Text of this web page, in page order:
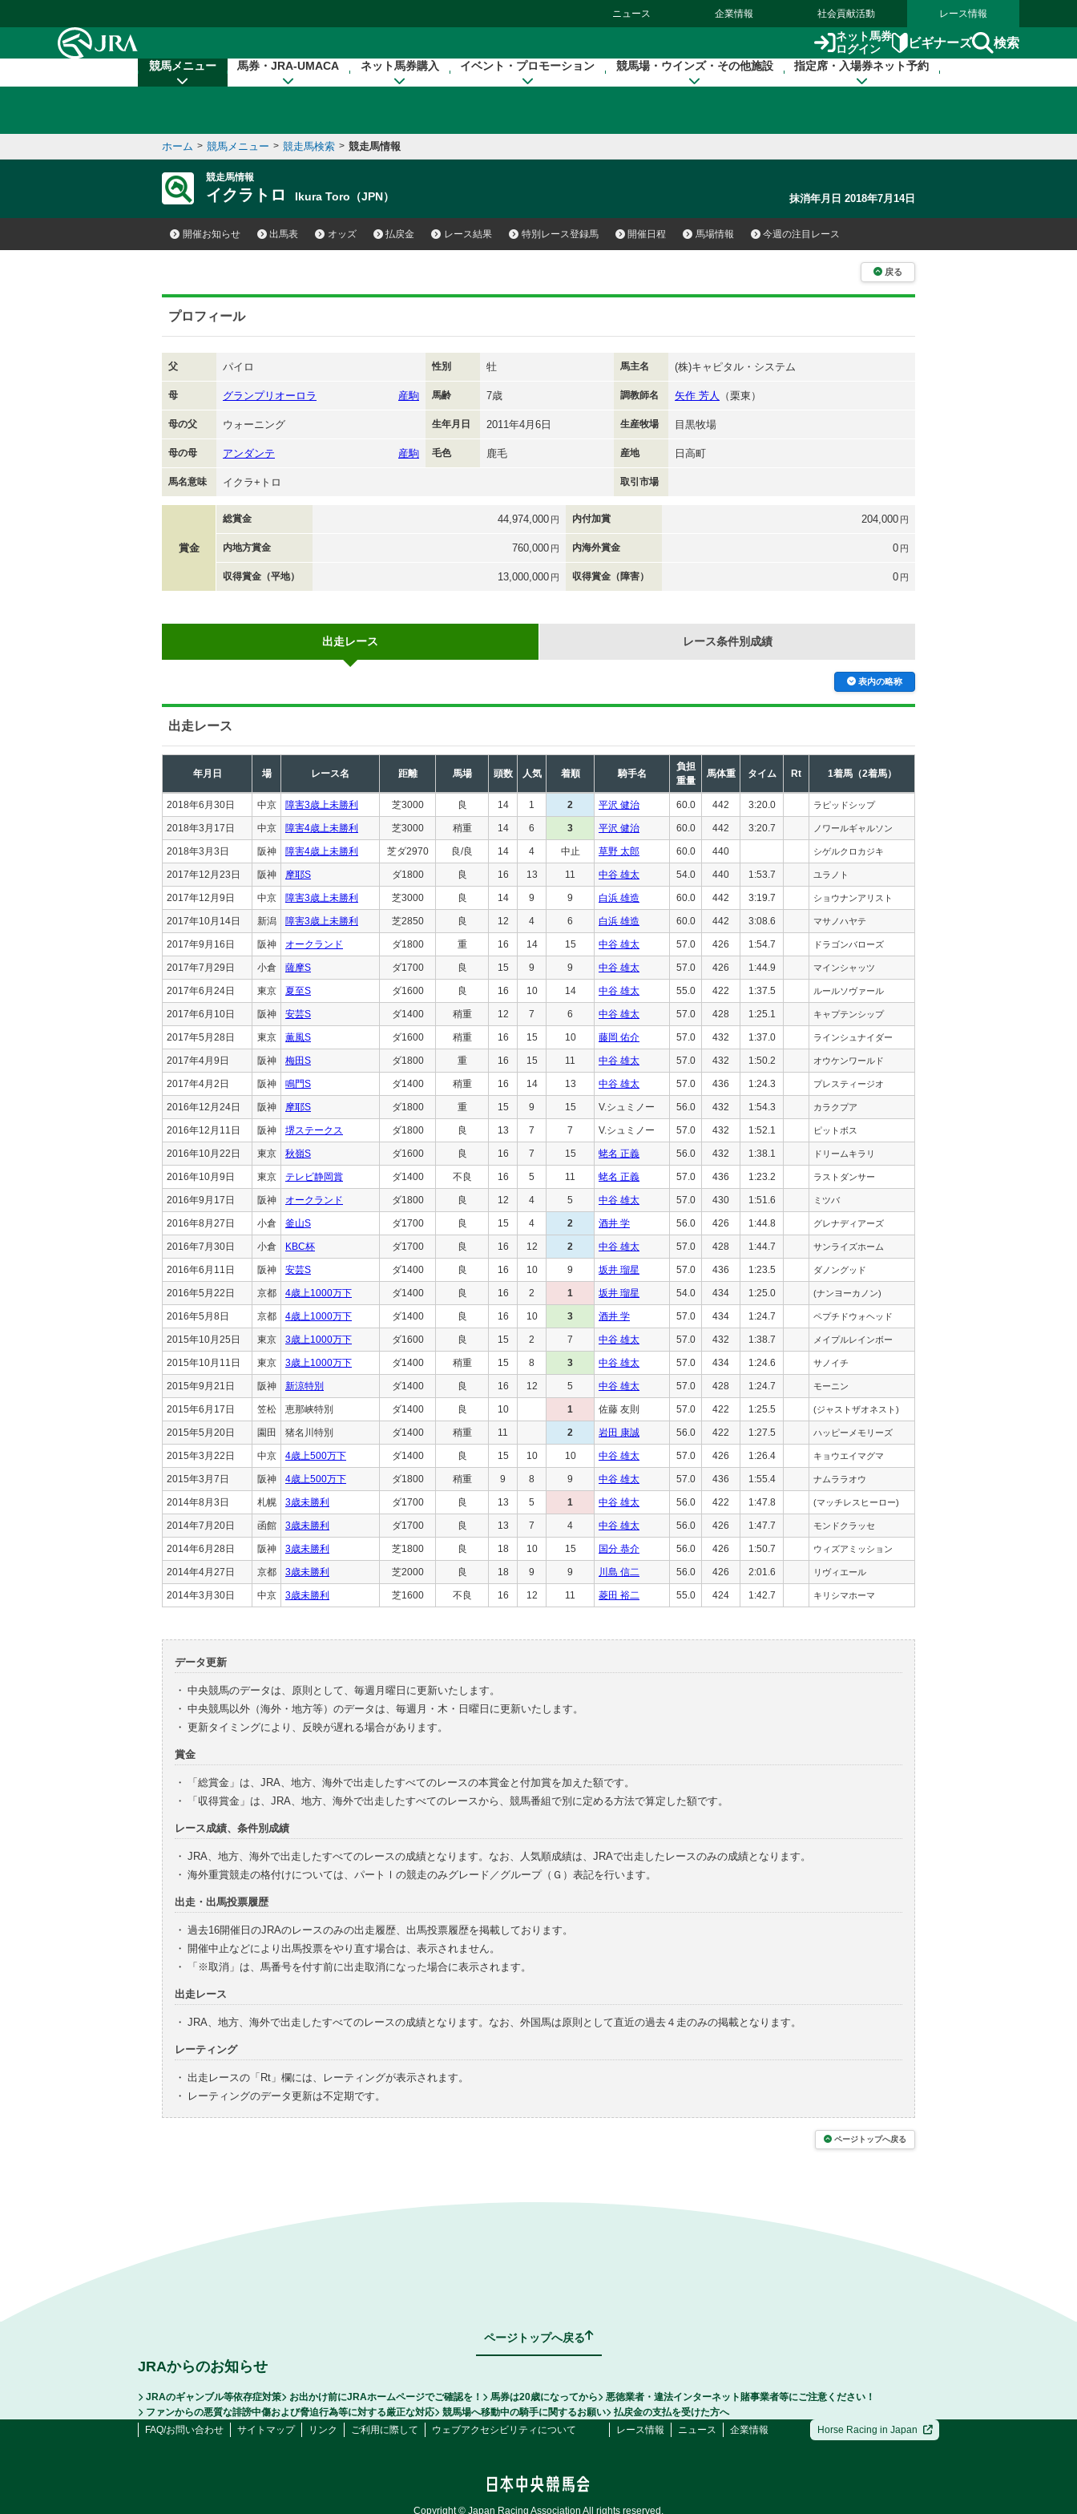
ニュース 企業情報 社会貢献活動 レース情報
ネット馬券
ログイン
ビギナーズ 検索
競馬メニュー 馬券・JRA-UMACA ネット馬券購入 イベント・プロモーション 競馬場・ウインズ・その他施設 指定席・入場券ネット予約
ホーム > 競馬メニュー > 競走馬検索 > 競走馬情報
競走馬情報
イクラトロ Ikura Toro（JPN） 抹消年月日 2018年7月14日
開催お知らせ 出馬表 オッズ 払戻金 レース結果 特別レース登録馬 開催日程 馬場情報 今週の注目レース
戻る
プロフィール
父 パイロ 性別 牡 馬主名 (株)キャピタル・システム
母 グランプリオーロラ 産駒 馬齢 7歳 調教師名 矢作 芳人 （栗東）
母の父 ウォーニング 生年月日 2011年4月6日 生産牧場 目黒牧場
母の母 アンダンテ 産駒 毛色 鹿毛 産地 日高町
馬名意味 イクラ+トロ 取引市場
賞金
総賞金 44,974,000 円 内付加賞 204,000 円
内地方賞金 760,000 円 内海外賞金 0 円
収得賞金（平地） 13,000,000 円 収得賞金（障害） 0 円
出走レース レース条件別成績
表内の略称
出走レース
年月日 場 レース名 距離 馬場 頭数 人気 着順 騎手名
負担
重量
馬体重 タイム Rt 1着馬（2着馬）
2018年6月30日 中京 障害3歳上未勝利 芝3000 良 14 1 2 平沢 健治 60.0 442 3:20.0 ラピッドシップ
2018年3月17日 中京 障害4歳上未勝利 芝3000 稍重 14 6 3 平沢 健治 60.0 442 3:20.7 ノワールギャルソン
2018年3月3日 阪神 障害4歳上未勝利 芝ダ2970 良/良 14 4 中止 草野 太郎 60.0 440 シゲルクロカジキ
2017年12月23日 阪神 摩耶S ダ1800 良 16 13 11 中谷 雄太 54.0 440 1:53.7 ユラノト
2017年12月9日 中京 障害3歳上未勝利 芝3000 良 14 9 9 白浜 雄造 60.0 442 3:19.7 ショウナンアリスト
2017年10月14日 新潟 障害3歳上未勝利 芝2850 良 12 4 6 白浜 雄造 60.0 442 3:08.6 マサノハヤテ
2017年9月16日 阪神 オークランド ダ1800 重 16 14 15 中谷 雄太 57.0 426 1:54.7 ドラゴンバローズ
2017年7月29日 小倉 薩摩S ダ1700 良 15 9 9 中谷 雄太 57.0 426 1:44.9 マインシャッツ
2017年6月24日 東京 夏至S ダ1600 良 16 10 14 中谷 雄太 55.0 422 1:37.5 ルールソヴァール
2017年6月10日 阪神 安芸S ダ1400 稍重 12 7 6 中谷 雄太 57.0 428 1:25.1 キャプテンシップ
2017年5月28日 東京 薫風S ダ1600 稍重 16 15 10 藤岡 佑介 57.0 432 1:37.0 ラインシュナイダー
2017年4月9日 阪神 梅田S ダ1800 重 16 15 11 中谷 雄太 57.0 432 1:50.2 オウケンワールド
2017年4月2日 阪神 鳴門S ダ1400 稍重 16 14 13 中谷 雄太 57.0 436 1:24.3 プレスティージオ
2016年12月24日 阪神 摩耶S ダ1800 重 15 9 15 V.シュミノー 56.0 432 1:54.3 カラクプア
2016年12月11日 阪神 堺ステークス ダ1800 良 13 7 7 V.シュミノー 57.0 432 1:52.1 ピットボス
2016年10月22日 東京 秋嶺S ダ1600 良 16 7 15 蛯名 正義 56.0 432 1:38.1 ドリームキラリ
2016年10月9日 東京 テレビ静岡賞 ダ1400 不良 16 5 11 蛯名 正義 57.0 436 1:23.2 ラストダンサー
2016年9月17日 阪神 オークランド ダ1800 良 12 4 5 中谷 雄太 57.0 430 1:51.6 ミツバ
2016年8月27日 小倉 釜山S ダ1700 良 15 4 2 酒井 学 56.0 426 1:44.8 グレナディアーズ
2016年7月30日 小倉 KBC杯 ダ1700 良 16 12 2 中谷 雄太 57.0 428 1:44.7 サンライズホーム
2016年6月11日 阪神 安芸S ダ1400 良 16 10 9 坂井 瑠星 57.0 436 1:23.5 ダノングッド
2016年5月22日 京都 4歳上1000万下 ダ1400 良 16 2 1 坂井 瑠星 54.0 434 1:25.0 (ナンヨーカノン)
2016年5月8日 京都 4歳上1000万下 ダ1400 良 16 10 3 酒井 学 57.0 434 1:24.7 ペプチドウォヘッド
2015年10月25日 東京 3歳上1000万下 ダ1600 良 15 2 7 中谷 雄太 57.0 432 1:38.7 メイプルレインボー
2015年10月11日 東京 3歳上1000万下 ダ1400 稍重 15 8 3 中谷 雄太 57.0 434 1:24.6 サノイチ
2015年9月21日 阪神 新涼特別 ダ1400 良 16 12 5 中谷 雄太 57.0 428 1:24.7 モーニン
2015年6月17日 笠松 恵那峡特別 ダ1400 良 10 1 佐藤 友則 57.0 422 1:25.5 (ジャストザオネスト)
2015年5月20日 園田 猪名川特別 ダ1400 稍重 11 2 岩田 康誠 56.0 422 1:27.5 ハッピーメモリーズ
2015年3月22日 中京 4歳上500万下 ダ1400 良 15 10 10 中谷 雄太 57.0 426 1:26.4 キョウエイマグマ
2015年3月7日 阪神 4歳上500万下 ダ1800 稍重 9 8 9 中谷 雄太 57.0 436 1:55.4 ナムララオウ
2014年8月3日 札幌 3歳未勝利 ダ1700 良 13 5 1 中谷 雄太 56.0 422 1:47.8 (マッチレスヒーロー)
2014年7月20日 函館 3歳未勝利 ダ1700 良 13 7 4 中谷 雄太 56.0 426 1:47.7 モンドクラッセ
2014年6月28日 阪神 3歳未勝利 芝1800 良 18 10 15 国分 恭介 56.0 426 1:50.7 ウィズアミッション
2014年4月27日 京都 3歳未勝利 芝2000 良 18 9 9 川島 信二 56.0 426 2:01.6 リヴィエール
2014年3月30日 中京 3歳未勝利 芝1600 不良 16 12 11 菱田 裕二 55.0 424 1:42.7 キリシマホーマ
データ更新
・ 中央競馬のデータは、原則として、毎週月曜日に更新いたします。
・ 中央競馬以外（海外・地方等）のデータは、毎週月・木・日曜日に更新いたします。
・ 更新タイミングにより、反映が遅れる場合があります。
賞金
・
「総賞金」は、JRA、地方、海外で出走したすべてのレースの本賞金と付加賞を加えた額です。
・
「収得賞金」は、JRA、地方、海外で出走したすべてのレースから、競馬番組で別に定める方法で算定した額です。
レース成績、条件別成績
・ JRA、地方、海外で出走したすべてのレースの成績となります。なお、人気順成績は、JRAで出走したレースのみの成績となります。
・ 海外重賞競走の格付けについては、パートⅠの競走のみグレード／グループ（Ｇ）表記を行います。
出走・出馬投票履歴
・ 過去16開催日のJRAのレースのみの出走履歴、出馬投票履歴を掲載しております。
・ 開催中止などにより出馬投票をやり直す場合は、表示されません。
・
「※取消」は、馬番号を付す前に出走取消になった場合に表示されます。
出走レース
・ JRA、地方、海外で出走したすべてのレースの成績となります。なお、外国馬は原則として直近の過去４走のみの掲載となります。
レーティング
・ 出走レースの「Rt」欄には、レーティングが表示されます。
・
レーティングのデータ更新は不定期です。
ページトップへ戻る
ページトップへ戻る
JRAからのお知らせ
JRAのギャンブル等依存症対策 お出かけ前にJRAホームページでご確認を！ 馬券は20歳になってから
悪徳業者・違法インターネット賭事業者等にご注意ください！
ファンからの悪質な誹謗中傷および脅迫行為等に対する厳正な対応
競馬場へ移動中の騎手に関するお願い
払戻金の支払を受けた方へ
FAQ/お問い合わせ
サイトマップ リンク ご利用に際して ウェブアクセシビリティについて レース情報 ニュース 企業情報 Horse Racing in Japan
Copyright © Japan Racing Association All rights reserved.